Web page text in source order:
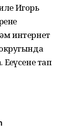
Игорь
интернет
тап